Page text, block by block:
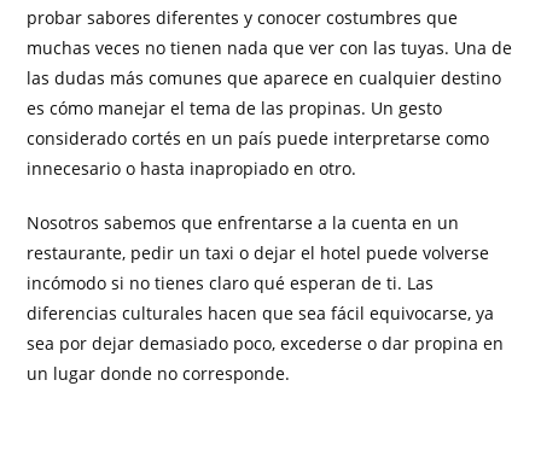
probar sabores diferentes y conocer costumbres que
muchas veces no tienen nada que ver con las tuyas. Una de
las dudas más comunes que aparece en cualquier destino
es cómo manejar el tema de las propinas. Un gesto
considerado cortés en un país puede interpretarse como
innecesario o hasta inapropiado en otro.
Nosotros sabemos que enfrentarse a la cuenta en un
restaurante, pedir un taxi o dejar el hotel puede volverse
incómodo si no tienes claro qué esperan de ti. Las
diferencias culturales hacen que sea fácil equivocarse, ya
sea por dejar demasiado poco, excederse o dar propina en
un lugar donde no corresponde.